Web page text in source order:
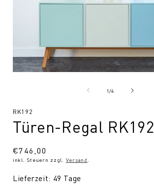
1/von
4
SKU:
RK192
Türen-Regal RK192
Normaler
Preis
€746,00
inkl. Steuern zzgl. Versand
Lieferzeit: 49 Tage